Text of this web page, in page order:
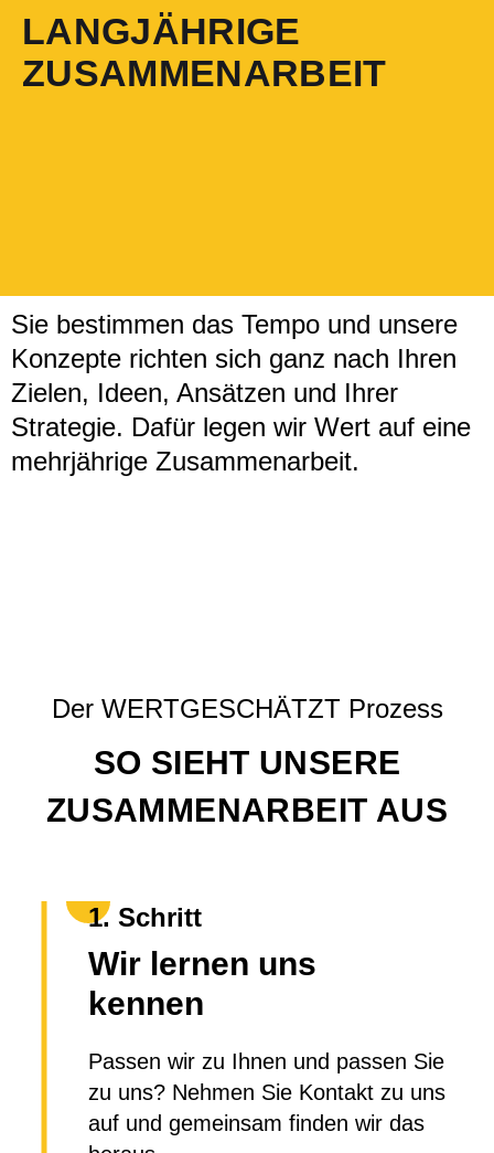
Sie bestimmen das Tempo und unsere
Konzepte richten sich ganz nach Ihren
Zielen, Ideen, Ansätzen und Ihrer
Strategie. Dafür legen wir Wert auf eine
mehrjährige Zusammenarbeit.
LANGJÄHRIGE
ZUSAMMENARBEIT
Der WERTGESCHÄTZT Prozess
SO SIEHT UNSERE
ZUSAMMENARBEIT AUS
1. Schritt
Wir lernen uns
kennen
Passen wir zu Ihnen und passen Sie
zu uns? Nehmen Sie Kontakt zu uns
auf und gemeinsam finden wir das